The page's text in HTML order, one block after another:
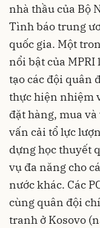
nhà thầu của Bộ
Tình báo trung
quốc gia. Một
nổi bật của
tạo các đội quân
thực hiện nhiệm
đặt hàng, mua
vấn cải tổ lực
dựng học thuyết
vụ đa năng cho
nước khác. Các
cùng quân đội
tranh ở Kosovo